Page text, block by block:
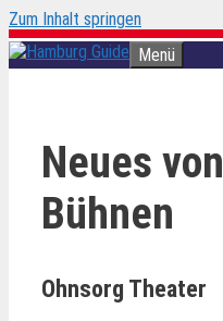
Zum Inhalt springen
Menü
Neues
Bühnen
Ohnsorg Theater